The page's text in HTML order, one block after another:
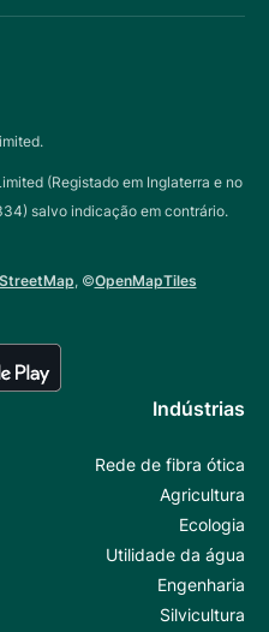
(Registado em Inglaterra e no
salvo indicação em contrário.
, ©OpenMapTiles
Indústrias
Rede de fibra ótica
Agricultura
Ecologia
Utilidade da água
Engenharia
Silvicultura